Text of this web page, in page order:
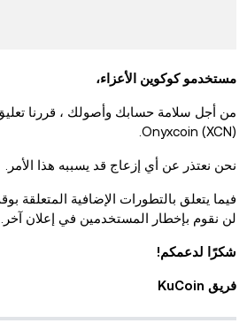
مستخدمو كوكوين الأعزاء،
من أجل سلامة حسابك وأصولك ، قررنا
Onyxcoin (XCN).
نحن نعتذر عن أي إزعاج قد يسببه هذا الأمر.
فيما يتعلق بالتطورات الإضافية المتعلقة
لن نقوم بإخطار المستخدمين في إعلان آخر.
شكرًا لدعمكم!
فريق KuCoin